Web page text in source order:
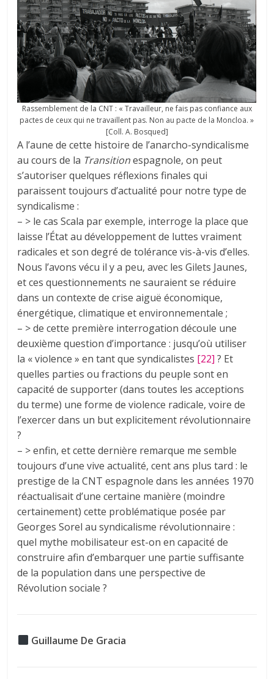
Rassemblement de la CNT : « Travailleur, ne fais pas confiance aux
pactes de ceux qui ne travaillent pas. Non au pacte de la Moncloa. »
[Coll. A. Bosqued]
A l’aune de cette histoire de l’anarcho-syndicalisme
au cours de la Transitionespagnole, on peut
s’autoriser quelques réflexions finales qui
paraissent toujours d’actualité pour notre type de
syndicalisme :
– > le cas Scala par exemple, interroge la place que
laisse l’État au développement de luttes vraiment
radicales et son degré de tolérance vis-à-vis d’elles.
Nous l’avons vécu il y a peu, avec les Gilets Jaunes,
et ces questionnements ne sauraient se réduire
dans un contexte de crise aiguë économique,
énergétique, climatique et environnementale ;
– > de cette première interrogation découle une
deuxième question d’importance : jusqu’où utiliser
la « violence » en tant que syndicalistes [22] ? Et
quelles parties ou fractions du peuple sont en
capacité de supporter (dans toutes les acceptions
du terme) une forme de violence radicale, voire de
l’exercer dans un but explicitement révolutionnaire
?
– > enfin, et cette dernière remarque me semble
toujours d’une vive actualité, cent ans plus tard : le
prestige de la CNT espagnole dans les années 1970
réactualisait d’une certaine manière (moindre
certainement) cette problématique posée par
Georges Sorel au syndicalisme révolutionnaire :
quel mythe mobilisateur est-on en capacité de
construire afin d’embarquer une partie suffisante
de la population dans une perspective de
Révolution sociale ?
Guillaume De Gracia